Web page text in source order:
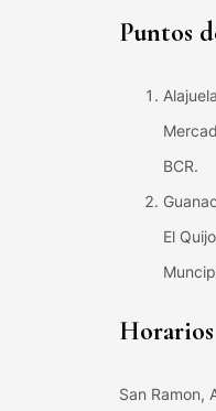
Puntos
BCR.
El
Horarios
San Ramon,